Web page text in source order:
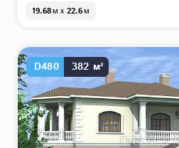
19.68м x 22.6м
D480 382 м²